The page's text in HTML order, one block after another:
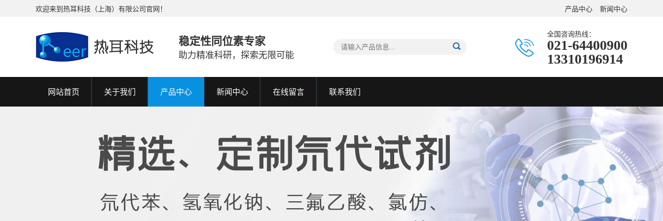
产品中心 新闻中心
欢迎来到热耳科技（上海）有限公司官网！
稳定性同位素专家
助力精准科研，探索无限可能
全国咨询热线：
021-64400900
13310196914
网站首页 关于我们 产品中心 新闻中心 在线留言 联系我们